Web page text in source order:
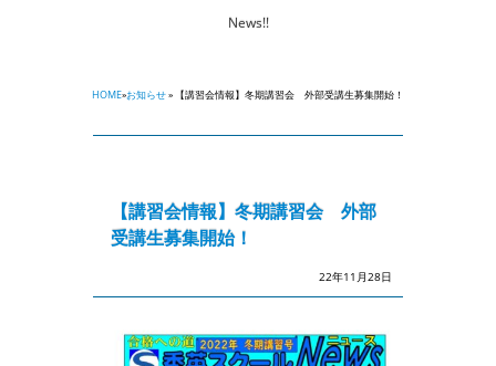
News!!
HOME»お知らせ» 【講習会情報】冬期講習会 外部受講生募集開始！
【講習会情報】冬期講習会 外部
受講生募集開始！
22年11月28日